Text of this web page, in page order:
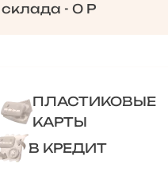
- 0 Р
ПЛАСТИКОВЫЕ
КАРТЫ
В КРЕДИТ